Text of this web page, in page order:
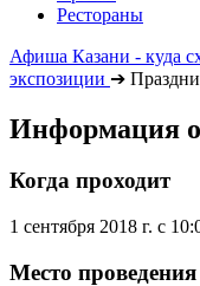
Рестораны
Афиша Казани - куда
экспозиции ➔
Информация
Когда проходит
1 сентября 2018 г. с
Место проведения